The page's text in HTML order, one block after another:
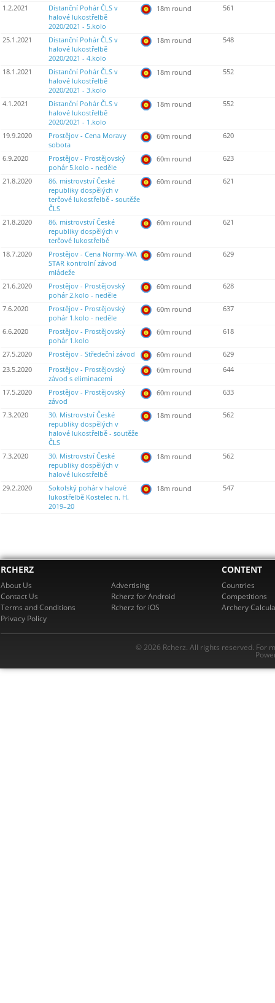
1.2.2021
Distanční Pohár ČLS v
halové lukostřelbě
2020/2021 - 5.kolo
18m round 561
25.1.2021
Distanční Pohár ČLS v
halové lukostřelbě
2020/2021 - 4.kolo
18m round 548
18.1.2021
Distanční Pohár ČLS v
halové lukostřelbě
2020/2021 - 3.kolo
18m round 552
4.1.2021
Distanční Pohár ČLS v
halové lukostřelbě
2020/2021 - 1.kolo
18m round 552
19.9.2020
Prostějov - Cena Moravy
sobota
60m round 620
6.9.2020
Prostějov - Prostějovský
pohár 5.kolo - neděle
60m round 623
21.8.2020
86. mistrovství České
republiky dospělých v
terčové lukostřelbě - soutěže
ČLS
60m round 621
21.8.2020
86. mistrovství České
republiky dospělých v
terčové lukostřelbě
60m round 621
18.7.2020
Prostějov - Cena Normy-WA
STAR kontrolní závod
mládeže
60m round 629
21.6.2020
Prostějov - Prostějovský
pohár 2.kolo - neděle
60m round 628
7.6.2020
Prostějov - Prostějovský
pohár 1.kolo - neděle
60m round 637
6.6.2020
Prostějov - Prostějovský
pohár 1.kolo
60m round 618
27.5.2020 Prostějov - Středeční závod 60m round
629
23.5.2020
Prostějov - Prostějovský
závod s eliminacemi
60m round 644
17.5.2020
Prostějov - Prostějovský
závod
60m round 633
7.3.2020
30. Mistrovství České
republiky dospělých v
halové lukostřelbě - soutěže
ČLS
18m round 562
7.3.2020
30. Mistrovství České
republiky dospělých v
halové lukostřelbě
18m round 562
29.2.2020
Sokolský pohár v halové
lukostřelbě Kostelec n. H.
2019–20
18m round 547
RCHERZ
About Us
Contact Us
Terms and Conditions
Privacy Policy
Advertising
Rcherz for Android
Rcherz for iOS
CONTENT
Countries
Competitions
Archery
© 2026 Rcherz. All rights reserved. For